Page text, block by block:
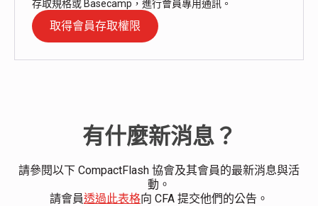
存取規格或 Basecamp，進行會員專用通訊。
取得會員存取權限
有什麼新消息？
請參閱以下 CompactFlash 協會及其會員的最新消息與活
動。
請會員透過此表格向 CFA 提交他們的公告。